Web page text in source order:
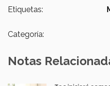
Etiquetas:
Categoría:
Notas